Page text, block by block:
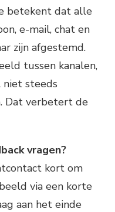
betekent dat alle
e-mail, chat en
zijn afgestemd.
tussen kanalen,
niet steeds
Dat verbetert de
vragen?
kort om
via een korte
aan het einde